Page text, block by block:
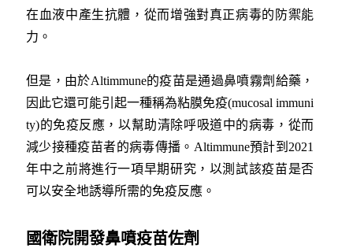
在血液中產生抗體，從而增強對真正病毒的防禦能
力。
但是，由於Altimmune的疫苗是通過鼻噴霧劑給藥，
因此它還可能引起一種稱為粘膜免疫(mucosal immuni
ty)的免疫反應，以幫助清除呼吸道中的病毒，從而
減少接種疫苗者的病毒傳播。Altimmune預計到2021
年中之前將進行一項早期研究，以測試該疫苗是否
可以安全地誘導所需的免疫反應。
國衛院開發鼻噴疫苗佐劑